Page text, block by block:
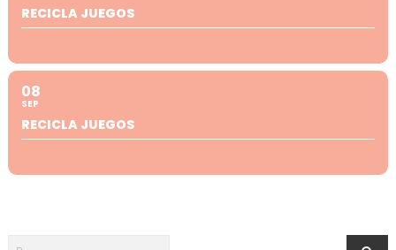
RECICLA JUEGOS
08
SEP
RECICLA JUEGOS